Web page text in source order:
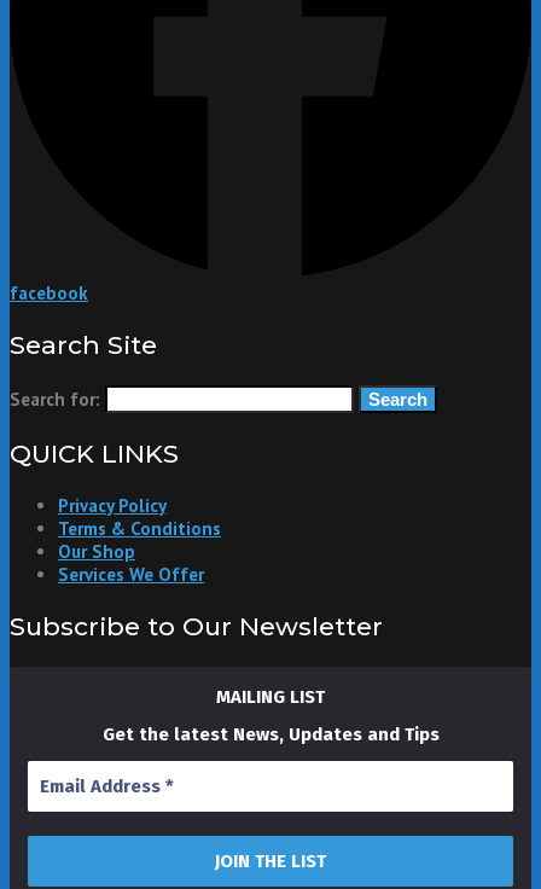
facebook
Search Site
Search for:
QUICK LINKS
Privacy Policy
Terms & Conditions
Our Shop
Services We Offer
Subscribe to Our Newsletter
MAILING LIST
Get the latest News, Updates and Tips